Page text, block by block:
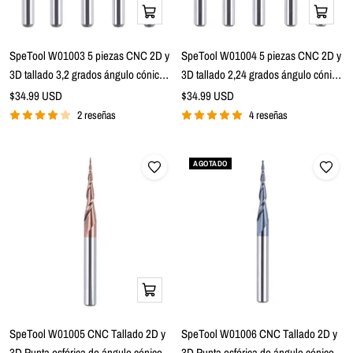
Añadir
a
cesta
SpeTool W01003 5 piezas CNC 2D y
3D tallado 3,2 grados ángulo cónico
punta esférica 0,75 mm radio x 1/8"
vástago x 15 mm longitud de corte x
Precio
de
$34.99 USD
2 reseñas
Añadir
a
cesta
SpeTool W01004 5 piezas CNC 2D y
3D tallado 2,24 grados ángulo cónico
punta de bola 1,0 mm de radio x 1/8"
vástago x 15 mm longitud de corte x
Precio
de
$34.99 USD
4 reseñas
Vista
rápida
SpeTool W01005 CNC Tallado 2D y
AGOTADO
SpeTool W01006 CNC Tallado 2D y